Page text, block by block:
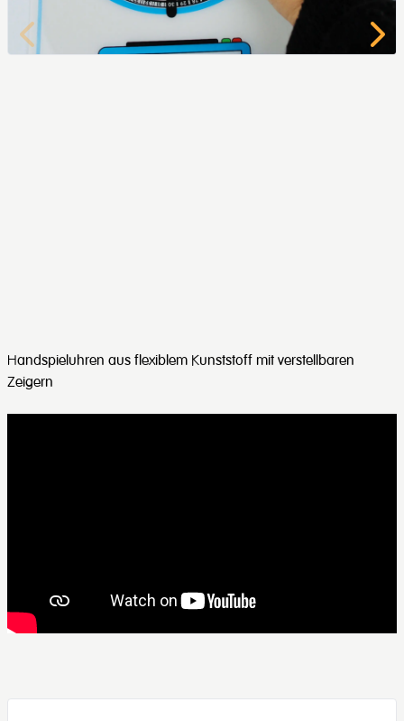
Handspieluhren aus flexiblem Kunststoff mit verstellbaren
Zeigern